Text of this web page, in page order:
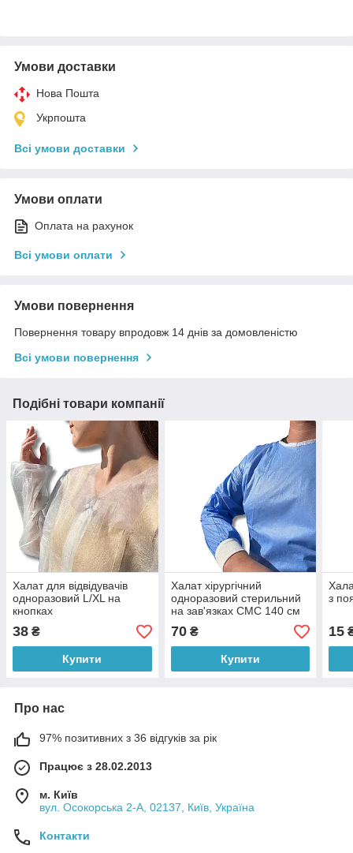
Умови доставки
Нова Пошта
Укрпошта
Всі умови доставки
Умови оплати
Оплата на рахунок
Всі умови оплати
Умови повернення
Повернення товару впродовж 14 днів за домовленістю
Всі умови повернення
Подібні товари компанії
Халат для відвідувачів
одноразовий L/XL на
кнопках
38 ₴
Купити
Халат хірургічний
одноразовий стерильний
на зав'язках СМС 140 см
L-XL
70₴
Купити
з
15
Про нас
97% позитивних з 36 відгуків за рік
Працює з 28.02.2013
м. Київ
вул. Осокорська 2-А, 02137, Київ, Україна
Контакти